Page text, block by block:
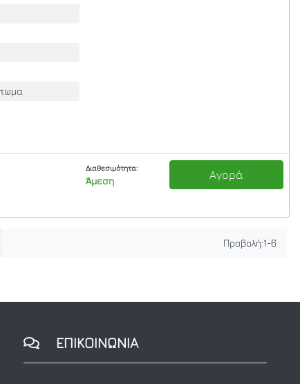
Διαθεσιμότητα:
Άμεση Αγορά
Προβολή:1-6
ΕΠΙΚΟΙΝΩΝΙΑ